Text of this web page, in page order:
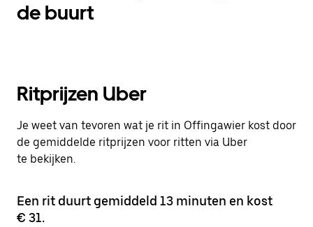
de buurt
Ritprijzen Uber
Je weet van tevoren wat je rit in Offingawier kost door
de gemiddelde ritprijzen voor ritten via Uber
te bekijken.
Een rit duurt gemiddeld 13 minuten en kost
€ 31.